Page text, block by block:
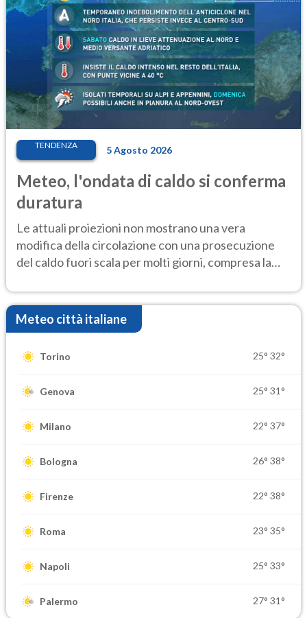
TENDENZA 5 Agosto 2026
Meteo, l'ondata di caldo si conferma
duratura
Le attuali proiezioni non mostrano una vera
modifica della circolazione con una prosecuzione
del caldo fuori scala per molti giorni, compresa la
Meteo città italiane
Torino 25° 32°
Genova 25° 31°
Milano 22° 37°
Bologna 26° 38°
Firenze 22° 38°
Roma 23° 35°
Napoli 25° 33°
Palermo 27° 31°